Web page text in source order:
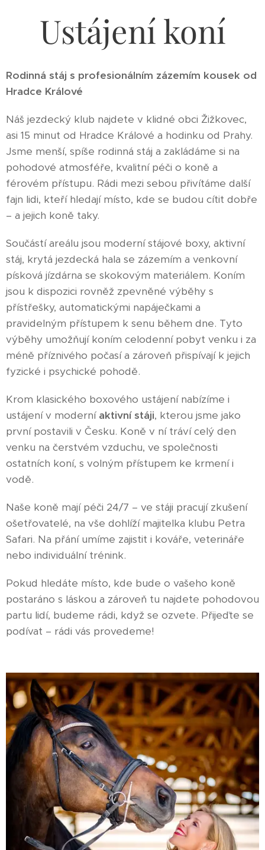
Ustájení koní
Rodinná stáj s profesionálním zázemím kousek od
Hradce Králové
Náš jezdecký klub najdete v klidné obci Žižkovec,
asi 15 minut od Hradce Králové a hodinku od Prahy.
Jsme menší, spíše rodinná stáj a zakládáme si na
pohodové atmosféře, kvalitní péči o koně a
férovém přístupu. Rádi mezi sebou přivítáme další
fajn lidi, kteří hledají místo, kde se budou cítit dobře
– a jejich koně taky.
Součástí areálu jsou moderní stájové boxy, aktivní
stáj, krytá jezdecká hala se zázemím a venkovní
písková jízdárna se skokovým materiálem. Koním
jsou k dispozici rovněž zpevněné výběhy s
přístřešky, automatickými napáječkami a
pravidelným přístupem k senu během dne. Tyto
výběhy umožňují koním celodenní pobyt venku i za
méně příznivého počasí a zároveň přispívají k jejich
fyzické i psychické pohodě.
Krom klasického boxového ustájení nabízíme i
ustájení v moderní aktivní stáji, kterou jsme jako
první postavili v Česku. Koně v ní tráví celý den
venku na čerstvém vzduchu, ve společnosti
ostatních koní, s volným přístupem ke krmení i
vodě.
Naše koně mají péči 24/7 – ve stáji pracují zkušení
ošetřovatelé, na vše dohlíží majitelka klubu Petra
Safari. Na přání umíme zajistit i kováře, veterináře
nebo individuální trénink.
Pokud hledáte místo, kde bude o vašeho koně
postaráno s láskou a zároveň tu najdete pohodovou
partu lidí, budeme rádi, když se ozvete. Přijeďte se
podívat – rádi vás provedeme!